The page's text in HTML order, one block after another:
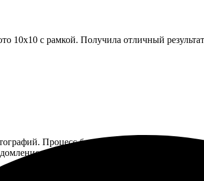
10х10 с рамкой. Получила отличный
Процесс был простым: выбрала фото,
а готовое фото забрала в указанный